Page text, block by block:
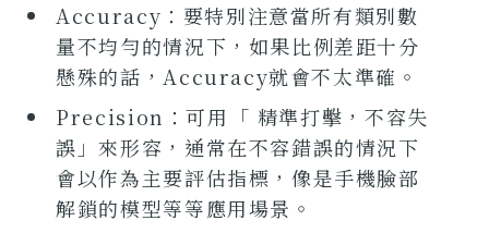
Accuracy：要特別注意當所有類別數
量不均勻的情況下，如果比例差距十分
懸殊的話，Accuracy就會不太準確。
Precision：可用「 精準打擊，不容失
誤」來形容，通常在不容錯誤的情況下
會以作為主要評估指標，像是手機臉部
解鎖的模型等等應用場景。